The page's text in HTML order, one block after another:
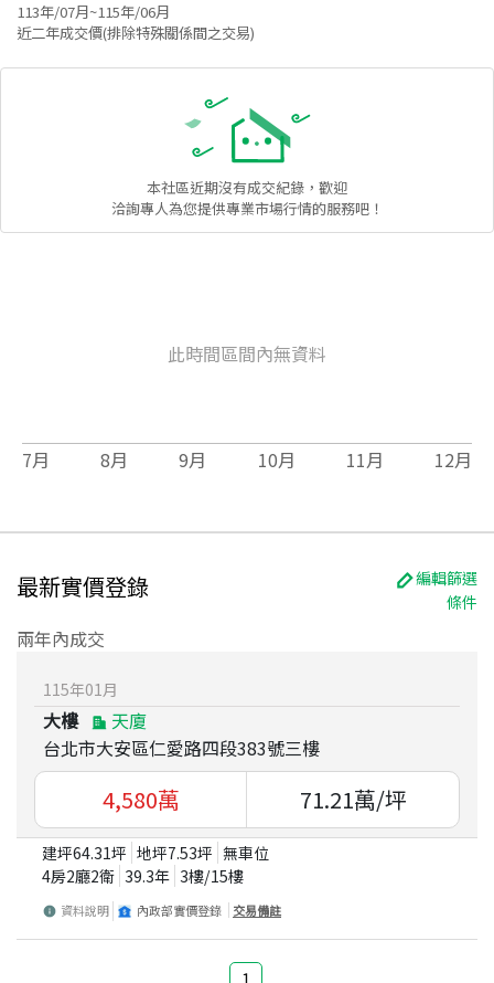
113年/07月~115年/06月
近二年成交價(排除特殊關係間之交易)
本社區近期沒有成交紀錄，歡迎
洽詢專人為您提供專業市場行情的服務吧！
此時間區間內無資料
7月 8月 9月 10月 11月 12月
最新實價登錄
編輯篩選
條件
兩年內成交
115年01 月
大樓
天廈
台北市大安區仁愛路四段383號三樓
4,580萬 71.21萬/坪
建坪64.31坪 地坪7.53坪 無車位
4房2廳2衛 39.3年 3樓/15樓
資料說明 內政部實價登錄 交易備註
1